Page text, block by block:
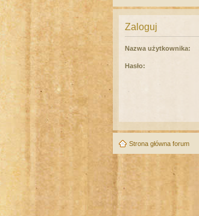
Zaloguj
Nazwa użytkownika:
Hasło:
Strona główna forum